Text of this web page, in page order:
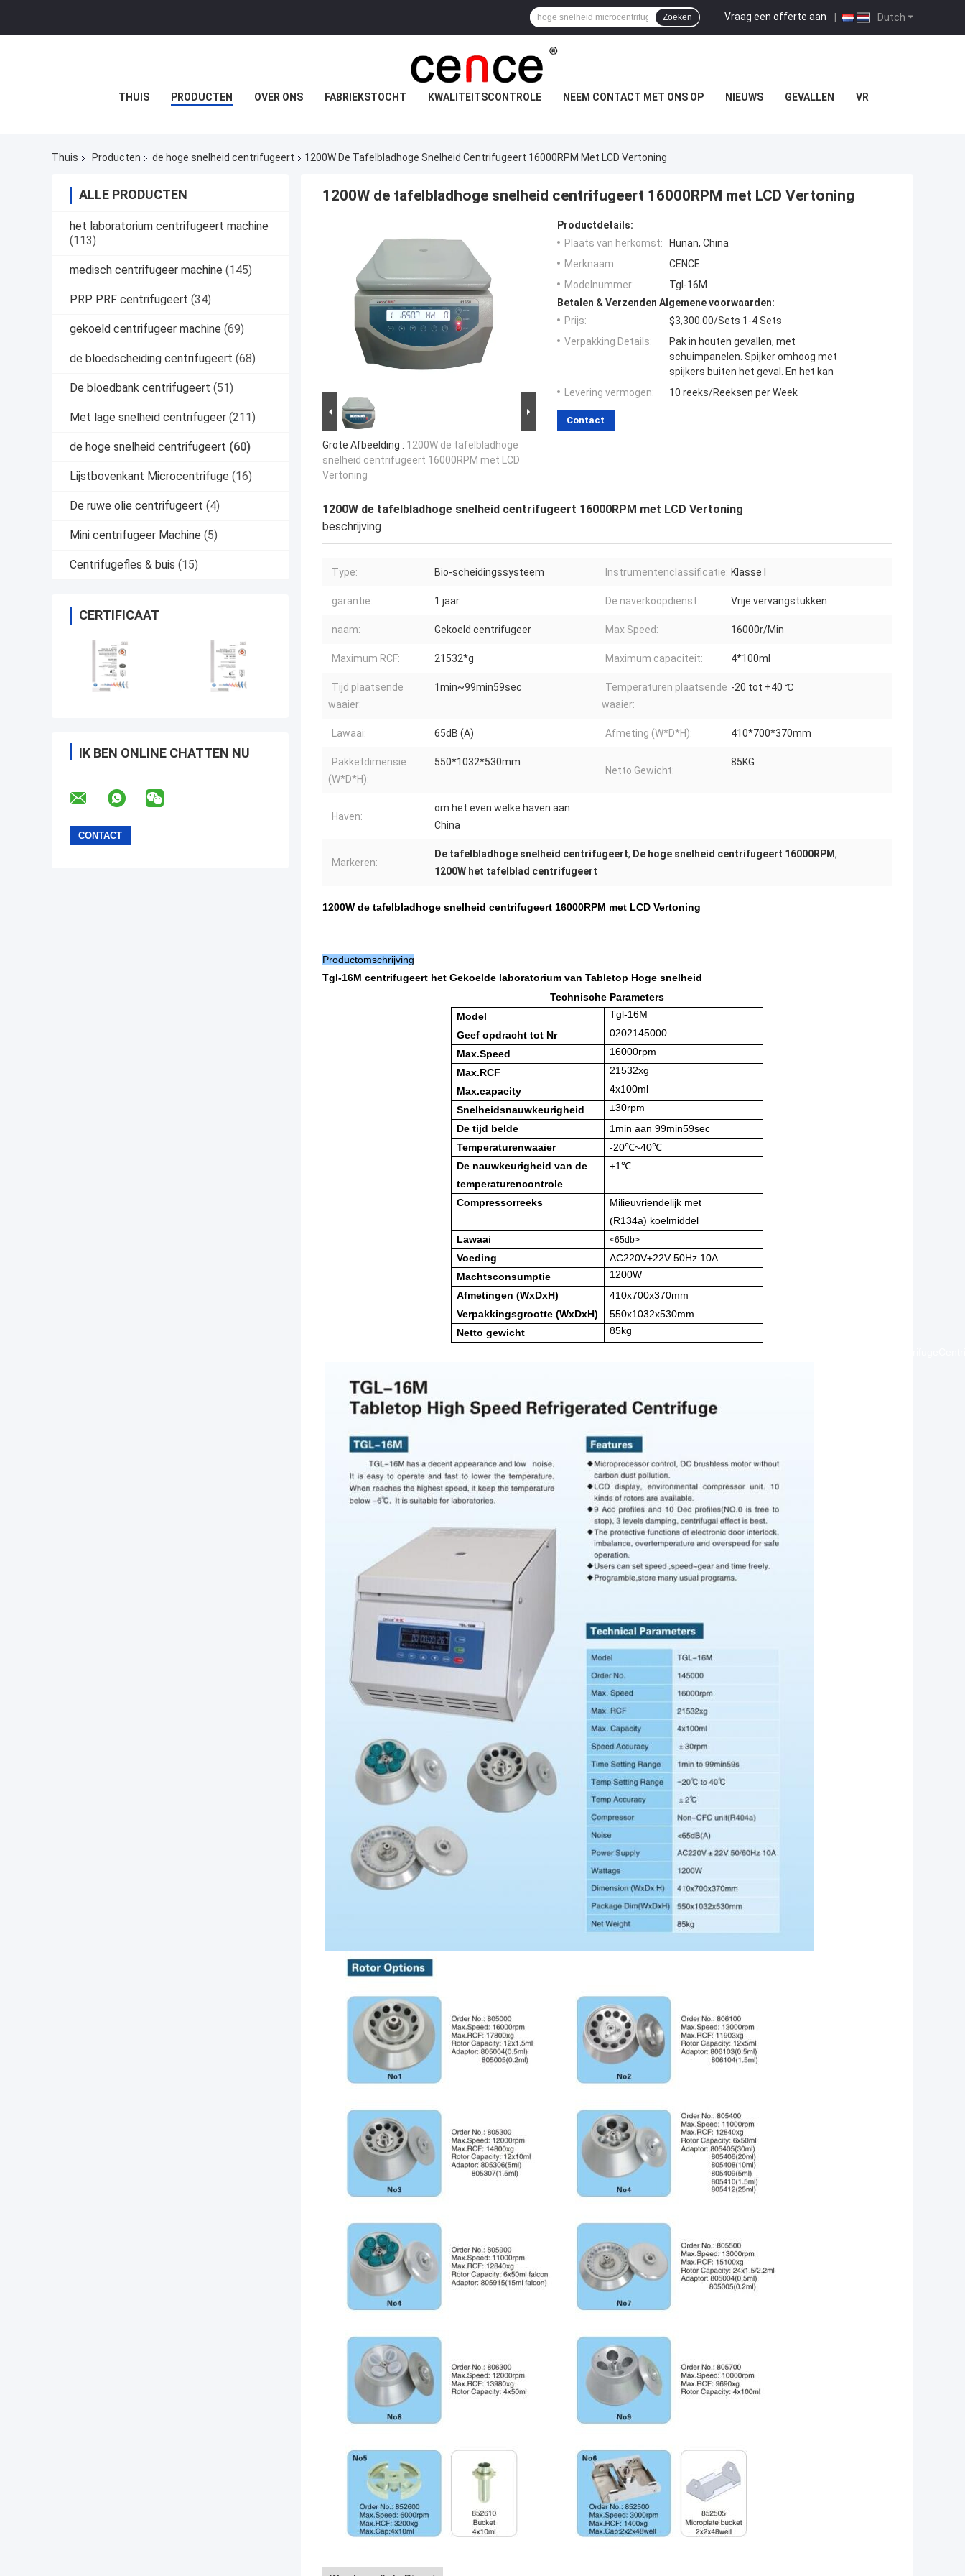
Dutch
Vraag een offerte aan |
Zoeken
THUIS PRODUCTEN OVER ONS FABRIEKSTOCHT KWALITEITSCONTROLE NEEM CONTACT MET ONS OP NIEUWS GEVALLEN VR
Thuis Producten de hoge snelheid centrifugeert 1200W De Tafelbladhoge Snelheid Centrifugeert 16000RPM Met LCD Vertoning
ALLE PRODUCTEN
het laboratorium centrifugeert machine
(113)
medisch centrifugeer machine (145)
PRP PRF centrifugeert (34)
gekoeld centrifugeer machine (69)
de bloedscheiding centrifugeert (68)
De bloedbank centrifugeert (51)
Met lage snelheid centrifugeer (211)
de hoge snelheid centrifugeert (60)
Lijstbovenkant Microcentrifuge (16)
De ruwe olie centrifugeert (4)
Mini centrifugeer Machine (5)
Centrifugefles & buis (15)
CERTIFICAAT
IK BEN ONLINE CHATTEN NU
1200W de tafelbladhoge snelheid centrifugeert 16000RPM met LCD Vertoning
Grote Afbeelding : 1200W de tafelbladhoge
snelheid centrifugeert 16000RPM met LCD
Vertoning
Productdetails:
Plaats van herkomst:
Hunan, China
Merknaam:
CENCE
Modelnummer:
Tgl-16M
Betalen & Verzenden Algemene voorwaarden:
Prijs:
$3,300.00/Sets 1-4 Sets
Verpakking Details:
Pak in houten gevallen, met
schuimpanelen. Spijker omhoog met
spijkers buiten het geval. En het kan
Levering vermogen:
10 reeks/Reeksen per Week
Contact
1200W de tafelbladhoge snelheid centrifugeert 16000RPM met LCD Vertoning
beschrijving
Type: Bio-scheidingssysteem Instrumentenclassificatie: Klasse I
garantie: 1 jaar De naverkoopdienst: Vrije vervangstukken
naam: Gekoeld centrifugeer Max Speed: 16000r/Min
Maximum RCF: 21532*g Maximum capaciteit: 4*100ml
Tijd plaatsende
waaier:
1min~99min59sec
Temperaturen plaatsende
waaier:
-20 tot +40 ℃
Lawaai: 65dB (A) Afmeting (W*D*H): 410*700*370mm
Pakketdimensie
(W*D*H):
550*1032*530mm
Netto Gewicht:
85KG
Haven:
om het even welke haven aan
China
Markeren:
De tafelbladhoge snelheid centrifugeert, De hoge snelheid centrifugeert 16000RPM,
1200W het tafelblad centrifugeert
1200W de tafelbladhoge snelheid centrifugeert 16000RPM met LCD Vertoning
Productomschrijving
Tgl-16M centrifugeert het Gekoelde laboratorium van Tabletop Hoge snelheid
Technische Parameters
Model
Tgl-16M
Geef opdracht tot Nr
0202145000
Max.Speed
16000rpm
Max.RCF
21532xg
Max.capacity
4x100ml
Snelheidsnauwkeurigheid
±30rpm
De tijd belde
1min aan 99min59sec
Temperaturenwaaier
-20℃~40℃
De nauwkeurigheid van de
temperaturencontrole
±1℃
Compressorreeks
Milieuvriendelijk met
(R134a) koelmiddel
Lawaai
<65db>
Voeding
AC220V±22V 50Hz 10A
Machtsconsumptie
1200W
Afmetingen (WxDxH)
410x700x370mm
Verpakkingsgrootte (WxDxH)
550x1032x530mm
Netto gewicht
85kg